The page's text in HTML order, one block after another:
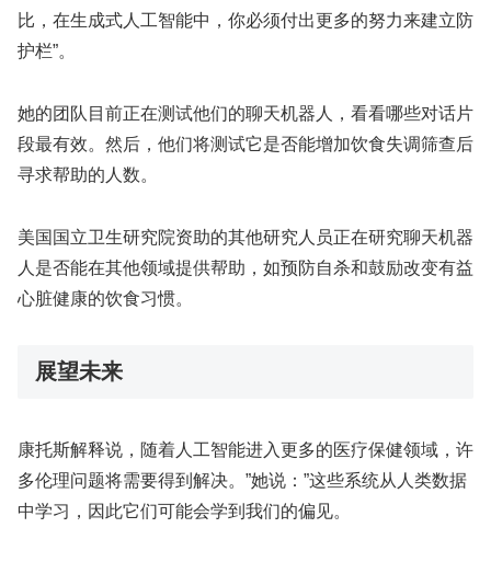
比，在生成式人工智能中，你必须付出更多的努力来建立防
护栏”。
她的团队目前正在测试他们的聊天机器人，看看哪些对话片
段最有效。然后，他们将测试它是否能增加饮食失调筛查后
寻求帮助的人数。
美国国立卫生研究院资助的其他研究人员正在研究聊天机器
人是否能在其他领域提供帮助，如预防自杀和鼓励改变有益
心脏健康的饮食习惯。
展望未来
康托斯解释说，随着人工智能进入更多的医疗保健领域，许
多伦理问题将需要得到解决。”她说：”这些系统从人类数据
中学习，因此它们可能会学到我们的偏见。